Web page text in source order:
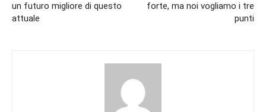
un futuro migliore di questo
attuale
forte, ma noi vogliamo i tre
punti